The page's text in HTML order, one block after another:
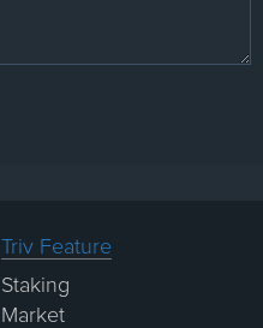
Triv Feature
Staking
Market